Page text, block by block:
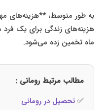
به طور متوسط، **هزینه‌های
ماه تخمین زده می‌شود.
مطالب مرتبط رومانی :
✅تحصیل در رومانی